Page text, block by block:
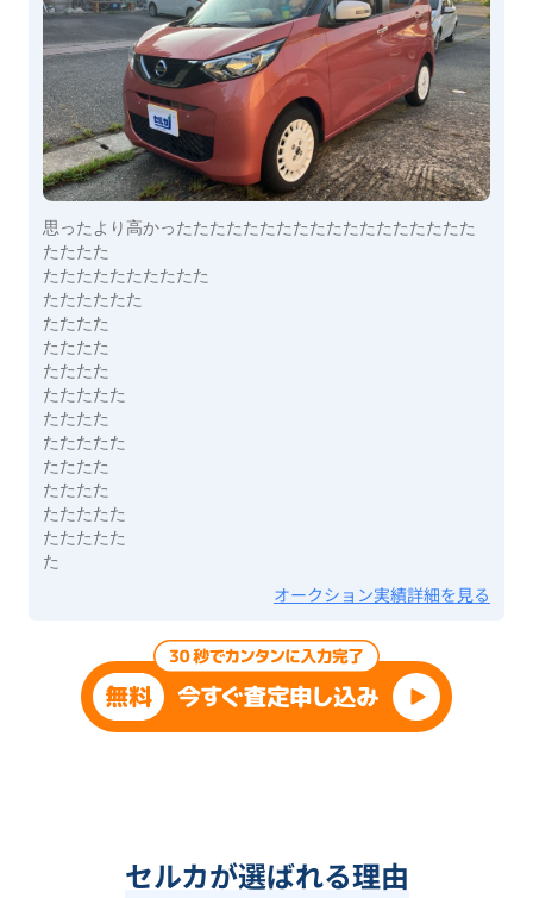
思ったより高かったたたたたたたたたたたたたたたたたた
たたたた
たたたたたたたたたた
たたたたたた
たたたた
たたたた
たたたた
たたたたた
たたたた
たたたたた
たたたた
たたたた
たたたたた
たたたたた
た
オークション実績詳細を見る
セルカが選ばれる理由